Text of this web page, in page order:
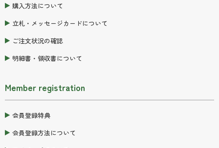
購入方法について
立札・メッセージカードについて
ご注文状況の確認
明細書・領収書について
Member registration
会員登録特典
会員登録方法について